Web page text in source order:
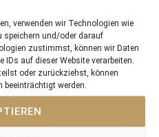
verwenden wir Technologien wie
speichern und/oder darauf
zustimmst, können wir Daten
auf dieser Website verarbeiten.
oder zurückziehst, können
werden.